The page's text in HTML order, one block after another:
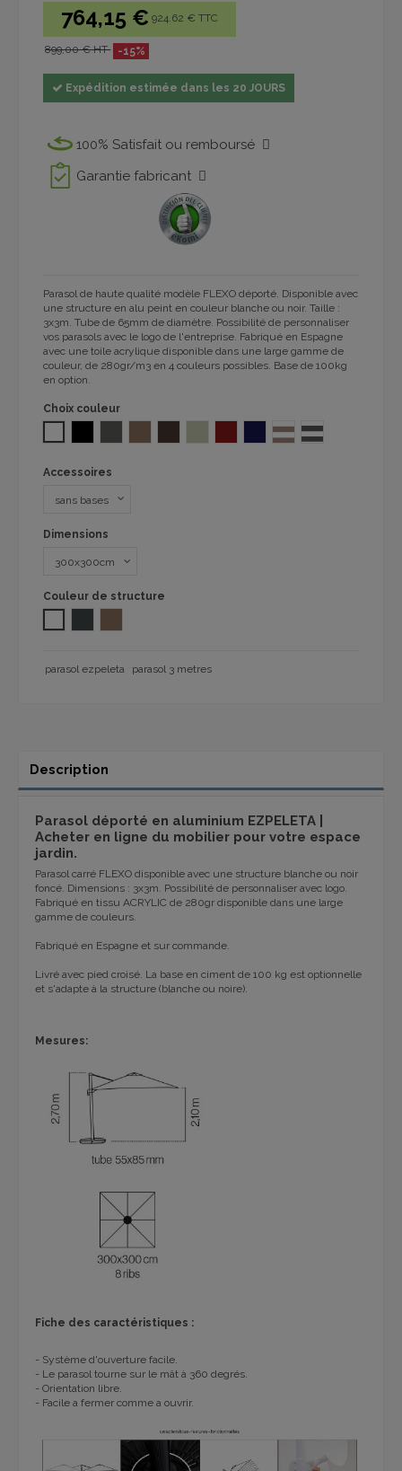
764,15 € 924.62 € TTC
899,00 € HT -15%
Expédition estimée dans les 20 JOURS
100% Satisfait ou remboursé
Garantie fabricant
Parasol de haute qualité modèle FLEXO déporté. Disponible avec
une structure en alu peint en couleur blanche ou noir. Taille :
3x3m. Tube de 65mm de diamètre. Possibilité de personnaliser
vos parasols avec le logo de l'entreprise. Fabriqué en Espagne
avec une toile acrylique disponible dans une large gamme de
couleur, de 280gr/m3 en 4 couleurs possibles. Base de 100kg
en option.
Choix couleur
ARENA SAND 1104
BURGUNDY 1104
NAVY 1104TAUPE STRIPE 1104
ANTHRACITE
Accessoires
Dimensions
Couleur de structure
parasol ezpeleta parasol 3 metres
Description
Parasol déporté en aluminium EZPELETA |
Acheter en ligne du mobilier pour votre espace
jardin.
Parasol carré FLEXO disponible avec une structure blanche ou noir
foncé. Dimensions : 3x3m. Possibilité de personnaliser avec logo.
Fabriqué en tissu ACRYLIC de 280gr disponible dans une large
gamme de couleurs.
Fabriqué en Espagne et sur commande.
Livré avec pied croisé. La base en ciment de 100 kg est optionnelle
et s'adapte à la structure (blanche ou noire).
Mesures:
Fiche des caractéristiques :
- Système d'ouverture facile.
- Le parasol tourne sur le mât à 360 degrés.
- Orientation libre.
- Facile a fermer comme a ouvrir.